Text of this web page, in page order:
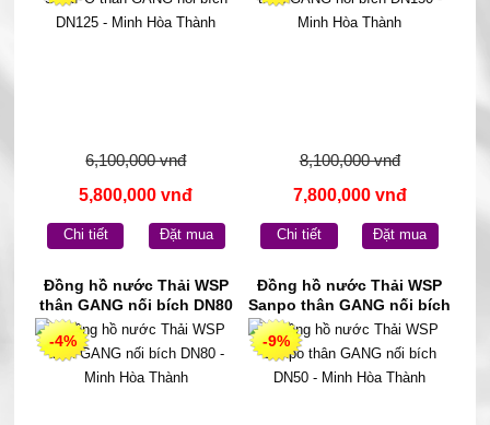
6,100,000 vnđ
5,800,000 vnđ
Chi tiết Đặt mua
8,100,000 vnđ
7,800,000 vnđ
Chi tiết Đặt mua
Đồng hồ nước Thải WSP
thân GANG nối bích DN80
- Minh Hòa Thành
-4%
Đồng hồ nước Thải WSP
Sanpo thân GANG nối bích
DN50 - Minh Hòa Thành
-9%